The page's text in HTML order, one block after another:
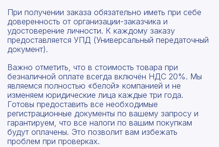
При получении заказа обязательно иметь при себе
доверенность от организации-заказчика и
удостоверение личности. К каждому заказу
предоставляется УПД (Универсальный передаточный
документ).
Важно отметить, что в стоимость товара при
безналичной оплате всегда включён НДС 20%. Мы
являемся полностью «белой» компанией и не
изменяем юридические лица каждые три года.
Готовы предоставить все необходимые
регистрационные документы по вашему запросу и
гарантируем, что все налоги по вашим покупкам
будут оплачены. Это позволит вам избежать
проблем при проверках.